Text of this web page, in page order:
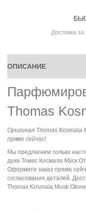
Доставка
ОПИСАНИЕ
Thomas
Оригинал Thomas Kosmala
прямо сейчас!
Мы предлагаем только
духи Томас Космала Муск
Оформите заказ прямо
согласования деталей.
Thomas Kosmala Musk